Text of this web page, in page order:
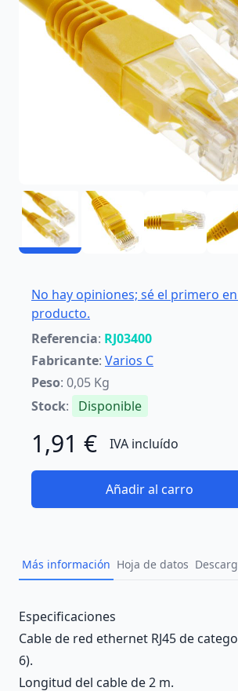
No hay opiniones; sé el primero
producto.
Referencia: RJ03400
Fabricante: Varios C
Peso: 0,05 Kg
Stock: Disponible
1,91 € IVA incluído
Añadir al carro
Más información Hoja de datos
Description
Especificaciones
Cable de red ethernet RJ45 de
6).
Longitud del cable de 2 m.